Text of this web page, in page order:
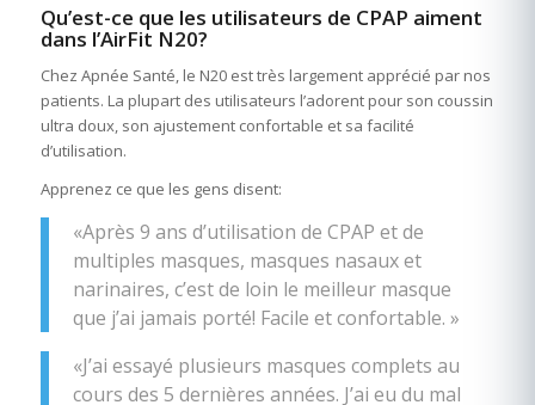
Qu’est-ce que les utilisateurs de CPAP aiment
dans l’AirFit N20?
Chez Apnée Santé, le N20 est très largement apprécié par nos
patients. La plupart des utilisateurs l’adorent pour son coussin
ultra doux, son ajustement confortable et sa facilité
d’utilisation.
Apprenez ce que les gens disent:
«Après 9 ans d’utilisation de CPAP et de
multiples masques, masques nasaux et
narinaires, c’est de loin le meilleur masque
que j’ai jamais porté! Facile et confortable. »
«J’ai essayé plusieurs masques complets au
cours des 5 dernières années. J’ai eu du mal